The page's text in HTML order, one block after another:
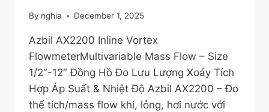
By nghia December 1, 2025
Azbil AX2200 Inline Vortex
FlowmeterMultivariable Mass Flow – Size
1/2″-12″ Đồng Hồ Đo Lưu Lượng Xoáy Tích
Hợp Áp Suất & Nhiệt Độ Azbil AX2200 – Đo
thể tích/mass flow khí, lỏng, hơi nước với